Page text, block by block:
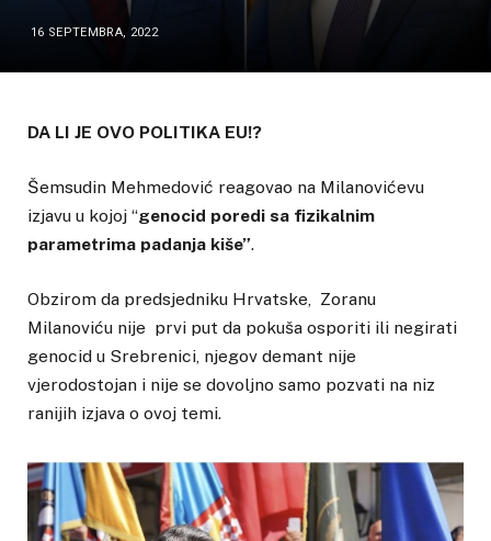
16 SEPTEMBRA, 2022
DA LI JE OVO POLITIKA EU!?
Šemsudin Mehmedović reagovao na Milanovićevu
izjavu u kojoj “genocid poredi sa fizikalnim
parametrima padanja kiše”.
Obzirom da predsjedniku Hrvatske, Zoranu
Milanoviću nije prvi put da pokuša osporiti ili negirati
genocid u Srebrenici, njegov demant nije
vjerodostojan i nije se dovoljno samo pozvati na niz
ranijih izjava o ovoj temi.